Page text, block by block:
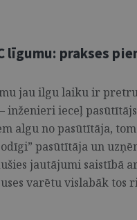
līgumu: prakses
jau ilgu laiku ir
inženieri ieceļ
algu no pasūtītāja,
pasūtītāja un
jautājumi saistībā
varētu vislabāk tos